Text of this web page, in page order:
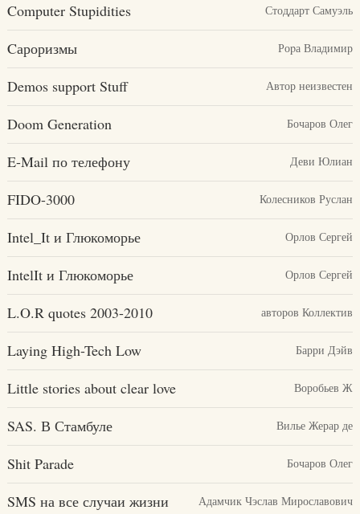
Computer Stupidities Стоддарт Самуэль
Cароризмы Роpа Владимир
Demos support Stuff Автор неизвестен
Doom Generation Бочаров Олег
E-Mail по телефону Деви Юлиан
FIDO-3000 Колесников Руслан
Intel_It и Глюкоморье Орлов Сергей
IntelIt и Глюкоморье Орлов Сергей
L.O.R quotes 2003-2010 авторов Коллектив
Laying High-Tech Low Барри Дэйв
Little stories about clear love Воробьев Ж
SAS. В Стамбуле Вилье Жерар де
Shit Parade Бочаров Олег
SMS на все случаи жизни Адамчик Чэслав Мирославович